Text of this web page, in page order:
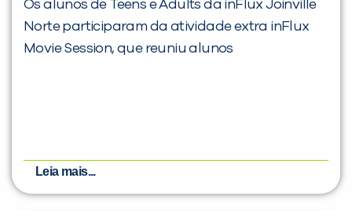
Os alunos de Teens e Adults da inFlux Joinville
Norte participaram da atividade extra inFlux
Movie Session, que reuniu alunos
Leia mais...